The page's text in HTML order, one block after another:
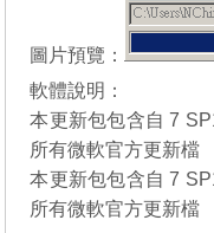
圖片預覽：
軟體說明：
本更新包包含自 7
所有微軟官方更新檔
本更新包包含自 7
所有微軟官方更新檔